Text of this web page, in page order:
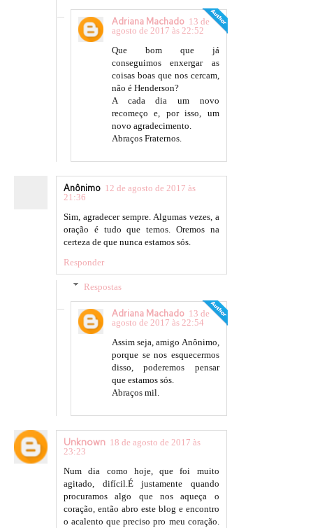
Adriana Machado 13 de
agosto de 2017 às 22:52
Que bom que já
conseguimos enxergar as
coisas boas que nos cercam,
não é Henderson?
A cada dia um novo
recomeço e, por isso, um
novo agradecimento.
Abraços Fraternos.
Anônimo 12 de agosto de 2017 às
21:36
Sim, agradecer sempre. Algumas vezes, a
oração é tudo que temos. Oremos na
certeza de que nunca estamos sós.
Responder
Respostas
Adriana Machado 13 de
agosto de 2017 às 22:54
Assim seja, amigo Anônimo,
porque se nos esquecermos
disso, poderemos pensar
que estamos sós.
Abraços mil.
Unknown 18 de agosto de 2017 às
23:23
Num dia como hoje, que foi muito
agitado, difícil.É justamente quando
procuramos algo que nos aqueça o
coração, então abro este blog e encontro
o acalento que preciso pro meu coração.